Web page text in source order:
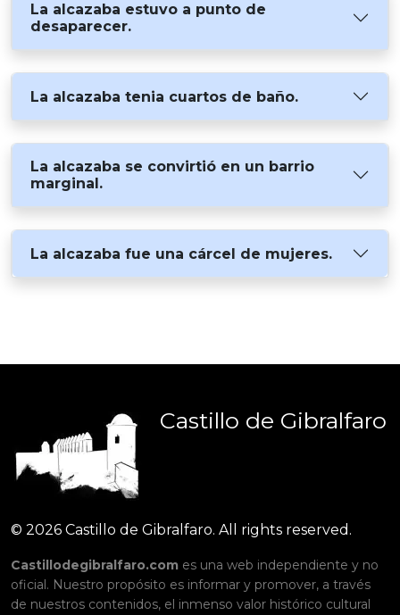
La alcazaba estuvo a punto de
desaparecer.
La alcazaba tenia cuartos de baño.
La alcazaba se convirtió en un barrio
marginal.
La alcazaba fue una cárcel de mujeres.
Castillo de Gibralfaro
© 2026 Castillo de Gibralfaro. All rights reserved.
Castillodegibralfaro.com es una web independiente y no
oficial. Nuestro propósito es informar y promover, a través
de nuestros contenidos, el inmenso valor histórico cultural